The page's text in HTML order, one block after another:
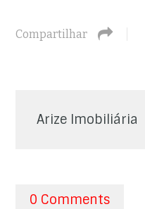
Compartilhar
Arize Imobiliária
0 Comments